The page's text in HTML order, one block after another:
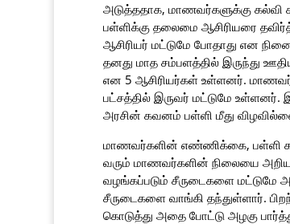
அடுத்ததாக, மாணவர்களுக்கு
பள்ளிக்கு தலைமை ஆசிரியரை
ஆசிரியர் மட்டுமே போதாது என
தனது மாத சம்பளத்தில் இருந்து
என 5 ஆசிரியர்கள் உள்ளனர்.
பட்சத்தில் இருவர் மட்டுமே உள்ளனர்.
அரசின் கவனம் பள்ளி மீது
மாணவர்களின் எண்ணிக்கை, பள்ளி
வரும் மாணவர்களின் நிலையை அறிய
வழங்கப்படும் சீருடைகளை மட்டுமே
சீருடைகளை வாங்கி தந்துள்ளார்.
கொடுத்து அதை போட்டு அழகு